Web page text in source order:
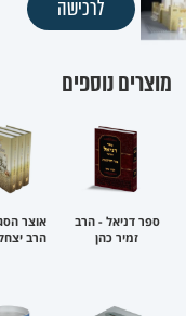
לרכישה
מוצרים נוספים
ספר דניאל - הרב
זמיר כהן
אוצר
הרב